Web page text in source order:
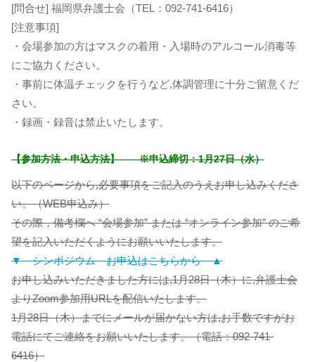
[問合せ] 福岡県弁護士会（TEL：092-741-6416）
[注意事項]
・会場参加の方はマスクの着用・入場時のアルコール消毒等
にご協力ください。
・事前に体温チェックを行うなど,体調管理に十分ご留意くだ
さい。
・録画・録音は禁止いたします。
【参加方法・申込方法】 ※申込締切：1月27日（水）
以下のページから,必要事項をご記入のうえお申し込みくださ
い。（WEB申込み）
その際，備考欄へ “会場参加” または “オンライン参加” のご希
望を記入いただくようにお願いいたします。
▼ シンポジウム お申込はこちらから ▲
お申し込みいただきました方には,1月28日（木）に,弁護士会
よりZoom参加用URLを配信いたします。
1月28日（木）までにメールが届かない方は,お手数ですがお
電話にてご連絡をお願いいたします。（電話：092-741-
6416）